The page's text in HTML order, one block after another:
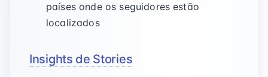
países onde os seguidores estão
localizados
Insights de Stories